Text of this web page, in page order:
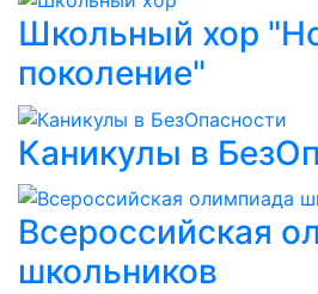
Школьный хор
поколение"
Каникулы в
Всероссийская
школьников